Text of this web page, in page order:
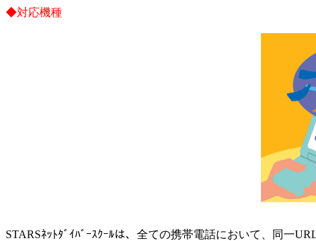
◆対応機種
STARSﾈｯﾄﾀﾞｲﾊﾞｰｽｸｰﾙは、全ての携帯電話において、同一